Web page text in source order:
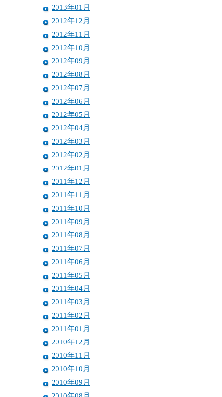
2013年01月
2012年12月
2012年11月
2012年10月
2012年09月
2012年08月
2012年07月
2012年06月
2012年05月
2012年04月
2012年03月
2012年02月
2012年01月
2011年12月
2011年11月
2011年10月
2011年09月
2011年08月
2011年07月
2011年06月
2011年05月
2011年04月
2011年03月
2011年02月
2011年01月
2010年12月
2010年11月
2010年10月
2010年09月
2010年08月